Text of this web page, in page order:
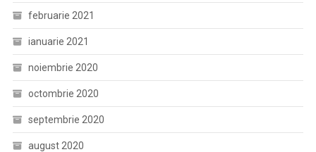
februarie 2021
ianuarie 2021
noiembrie 2020
octombrie 2020
septembrie 2020
august 2020